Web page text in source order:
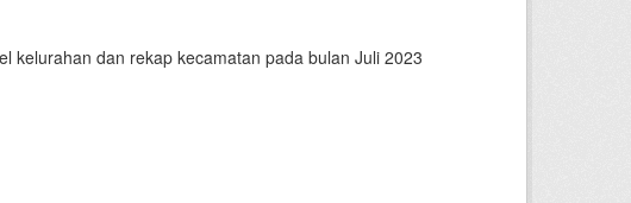
kelurahan dan rekap kecamatan pada bulan Juli 2023